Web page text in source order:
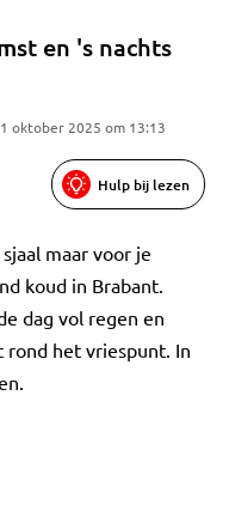
en 's nachts
oktober 2025 om 13:13
Hulp bij lezen
maar voor je
koud in Brabant.
dag vol regen en
het vriespunt. In